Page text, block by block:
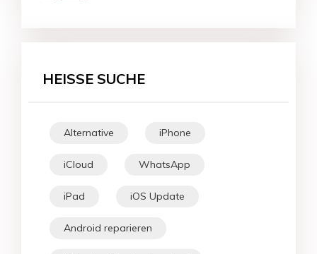
HEISSE SUCHE
Alternative iPhone
iCloud WhatsApp
iPad iOS Update
Android reparieren